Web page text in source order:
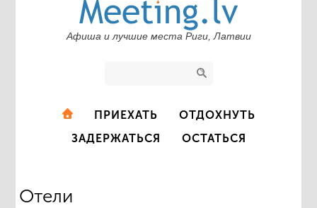
Афиша и лучшие места Риги, Латвии
ПРИЕХАТЬ
ОТДОХНУТЬ
ЗАДЕРЖАТЬСЯ
ОСТАТЬСЯ
Отели